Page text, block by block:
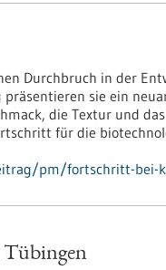
Durchbruch in der
sie ein
die Textur und
für die
pm/fortschritt-bei-
Tübingen